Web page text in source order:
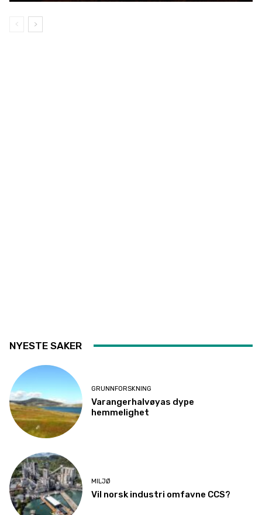
NYESTE SAKER
GRUNNFORSKNING
Varangerhalvøyas dype
hemmelighet
MILJØ
Vil norsk industri omfavne CCS?